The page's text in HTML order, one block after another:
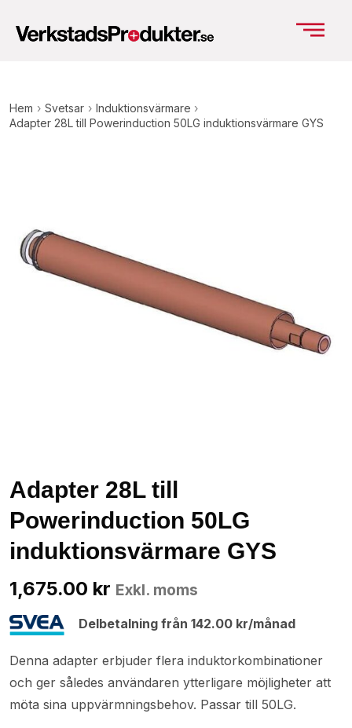
Hem › Svetsar › Induktionsvärmare ›
Adapter 28L till Powerinduction 50LG induktionsvärmare GYS
Delbetalning från 142.00 kr/månad
1,675.00 kr Exkl. moms
Adapter 28L till
Powerinduction 50LG
induktionsvärmare GYS
Denna adapter erbjuder flera induktorkombinationer
och ger således användaren ytterligare möjligheter att
möta sina uppvärmningsbehov. Passar till 50LG.